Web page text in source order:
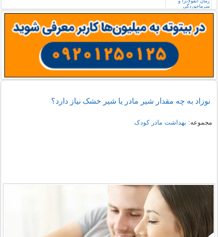
نوزاد به چه مقدار شیر مادر یا شیر خشک نیاز دارد؟
مجموعه: بهداشت مادر کودک